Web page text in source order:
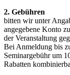
2. Gebühren
bitten wir unter
angegebene Konto
der Veranstaltung
Bei Anmeldung bis
Seminargebühr um
Rabatten